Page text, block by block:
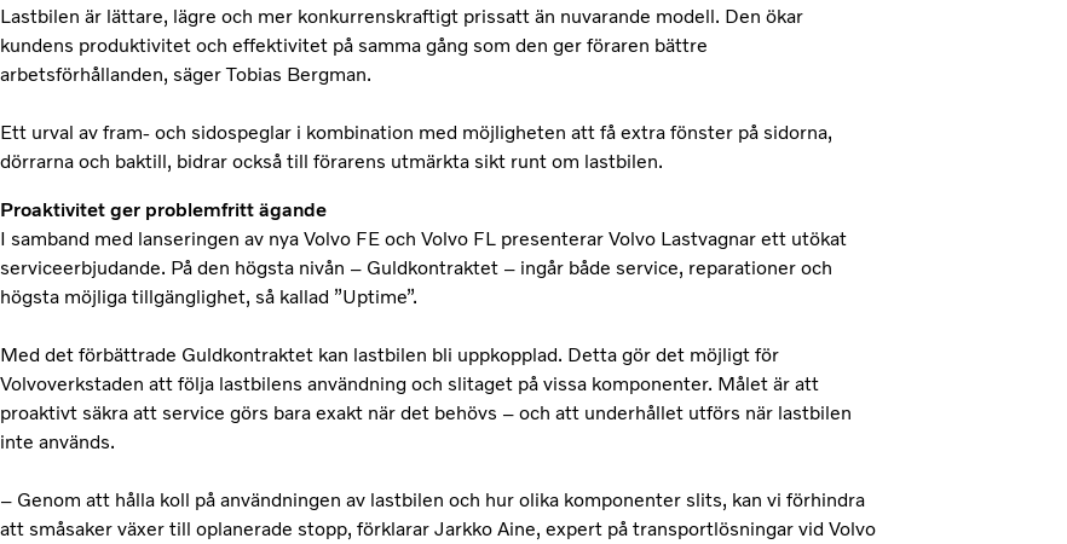
Lastbilen är lättare, lägre och mer konkurrenskraftigt prissatt än nuvarande modell. Den ökar
kundens produktivitet och effektivitet på samma gång som den ger föraren bättre
arbetsförhållanden, säger Tobias Bergman.
Ett urval av fram- och sidospeglar i kombination med möjligheten att få extra fönster på sidorna,
dörrarna och baktill, bidrar också till förarens utmärkta sikt runt om lastbilen.
Proaktivitet ger problemfritt ägande
I samband med lanseringen av nya Volvo FE och Volvo FL presenterar Volvo Lastvagnar ett utökat
serviceerbjudande. På den högsta nivån – Guldkontraktet – ingår både service, reparationer och
högsta möjliga tillgänglighet, så kallad ”Uptime”.
Med det förbättrade Guldkontraktet kan lastbilen bli uppkopplad. Detta gör det möjligt för
Volvoverkstaden att följa lastbilens användning och slitaget på vissa komponenter. Målet är att
proaktivt säkra att service görs bara exakt när det behövs – och att underhållet utförs när lastbilen
inte används.
– Genom att hålla koll på användningen av lastbilen och hur olika komponenter slits, kan vi förhindra
att småsaker växer till oplanerade stopp, förklarar Jarkko Aine, expert på transportlösningar vid Volvo